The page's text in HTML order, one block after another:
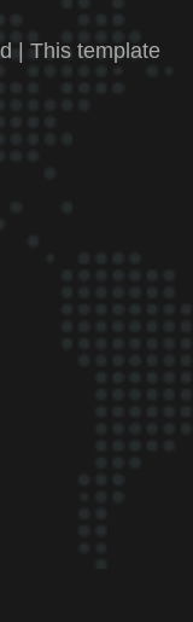
| This template